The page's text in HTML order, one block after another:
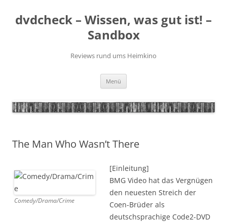
springen
dvdcheck – Wissen, was gut ist! –
Sandbox
Reviews rund ums Heimkino
Menü
The Man Who Wasn’t There
Comedy/Drama/Crime
[Einleitung]
BMG Video hat das Vergnügen
den neuesten Streich der
Coen-Brüder als
deutschsprachige Code2-DVD